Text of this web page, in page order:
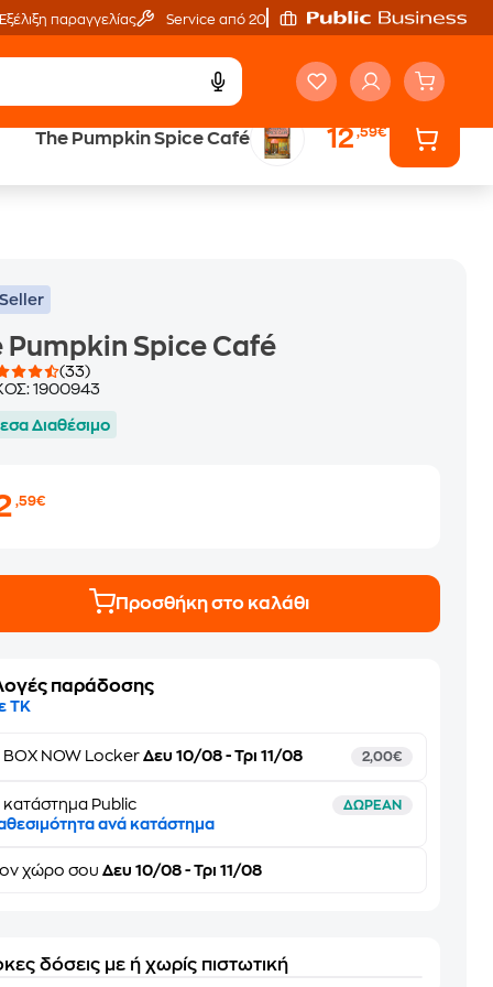
Εξέλιξη παραγγελίας Service από 20'
The Pumpkin Spice Café 12,59€
Έλα στον κόσμο
Pumpkin Spice Café
(33)
1900943
Διαθέσιμο
,59€
Προσθήκη στο καλάθι
παράδοσης
ΤΚ
BOX NOW Locker Δευ 10/08 - Τρι 11/08 2,00€
κατάστημα Public ΔΩΡΕΑΝ
ανά κατάστημα
χώρο σου Δευ 10/08 - Τρι 11/08
δόσεις με ή χωρίς πιστωτική